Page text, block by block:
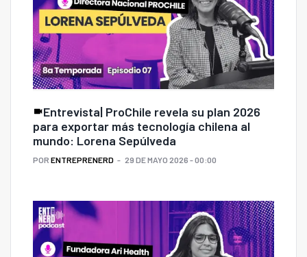
Entrevista| ProChile revela su plan 2026
para exportar más tecnología chilena al
mundo: Lorena Sepúlveda
POR ENTREPRENERD 29 DE MAYO 2026 - 00:00